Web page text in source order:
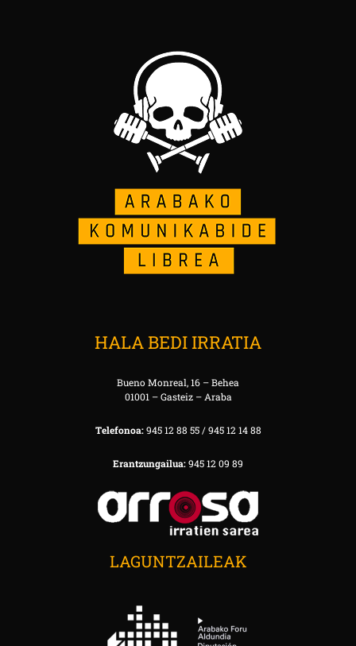
HALA BEDI IRRATIA
Bueno Monreal, 16 – Behea
01001 – Gasteiz – Araba
Telefonoa:945 12 88 55 / 945 12 14 88
Erantzungailua:945 12 09 89
LAGUNTZAILEAK